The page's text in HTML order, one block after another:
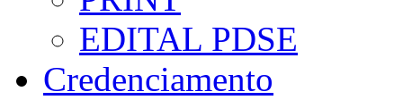
EDITAL PDSE
Credenciamento